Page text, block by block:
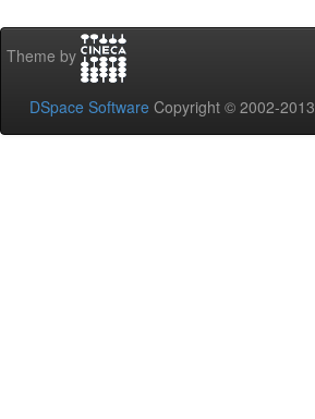
Theme by
DSpace Software Copyright © 2002-2013